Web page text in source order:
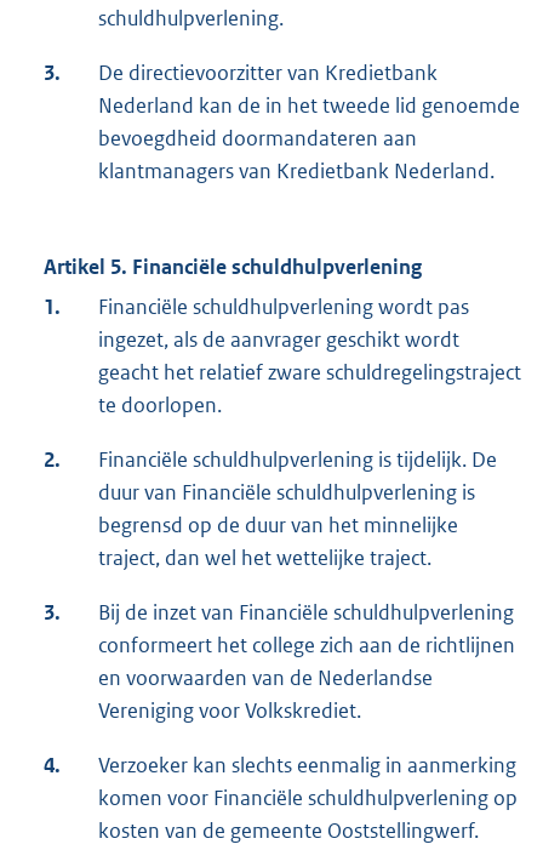
schuldhulpverlening.
3.
De directievoorzitter van Kredietbank
Nederland kan de in het tweede lid genoemde
bevoegdheid doormandateren aan
klantmanagers van Kredietbank Nederland.
Artikel 5. Financiële schuldhulpverlening
1.
Financiële schuldhulpverlening wordt pas
ingezet, als de aanvrager geschikt wordt
geacht het relatief zware schuldregelingstraject
te doorlopen.
2.
Financiële schuldhulpverlening is tijdelijk. De
duur van Financiële schuldhulpverlening is
begrensd op de duur van het minnelijke
traject, dan wel het wettelijke traject.
3.
Bij de inzet van Financiële schuldhulpverlening
conformeert het college zich aan de richtlijnen
en voorwaarden van de Nederlandse
Vereniging voor Volkskrediet.
4.
Verzoeker kan slechts eenmalig in aanmerking
komen voor Financiële schuldhulpverlening op
kosten van de gemeente Ooststellingwerf.